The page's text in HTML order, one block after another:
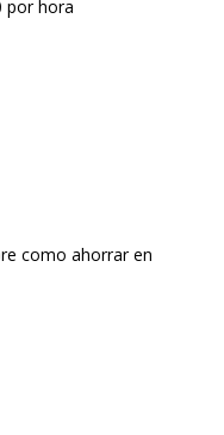
por hora
como ahorrar en